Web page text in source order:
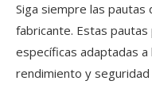
Siga siempre las
fabricante. Estas
específicas adaptadas a
rendimiento y